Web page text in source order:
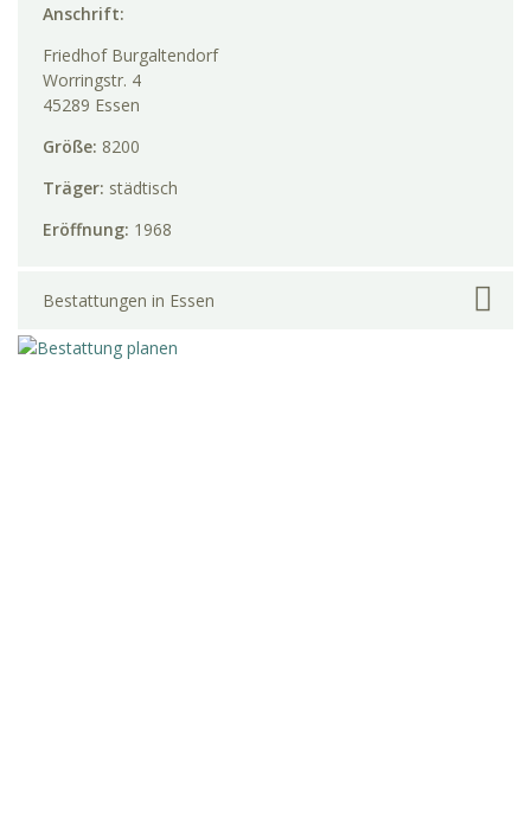
Anschrift:
Friedhof Burgaltendorf
Worringstr. 4
45289 Essen
Größe: 8200
Träger: städtisch
Eröffnung: 1968
Bestattungen in Essen